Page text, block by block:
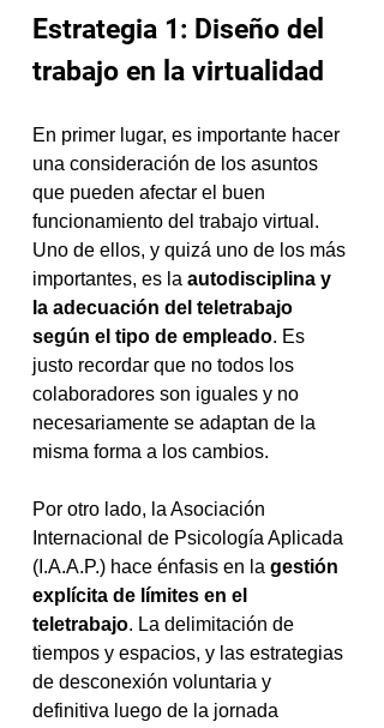
Estrategia 1: Diseño del
trabajo en la virtualidad
En primer lugar, es importante hacer
una consideración de los asuntos
que pueden afectar el buen
funcionamiento del trabajo virtual.
Uno de ellos, y quizá uno de los más
importantes, es la autodisciplina y
la adecuación del teletrabajo
según el tipo de empleado. Es
justo recordar que no todos los
colaboradores son iguales y no
necesariamente se adaptan de la
misma forma a los cambios.
Por otro lado, la Asociación
Internacional de Psicología Aplicada
(I.A.A.P.) hace énfasis en la gestión
explícita de límites en el
teletrabajo. La delimitación de
tiempos y espacios, y las estrategias
de desconexión voluntaria y
definitiva luego de la jornada